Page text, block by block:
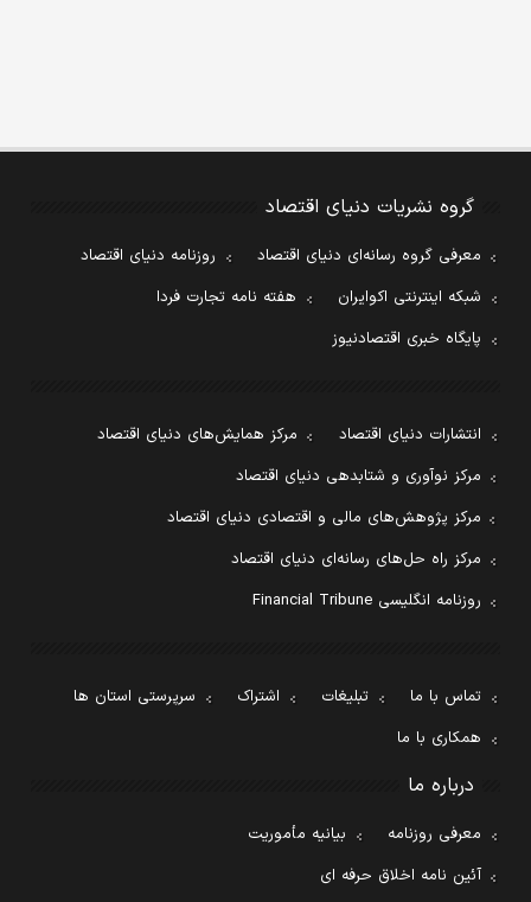
گروه نشریات دنیای اقتصاد
معرفی گروه رسانه‌ای دنیای اقتصاد
روزنامه دنیای اقتصاد
شبکه اینترنتی اکوایران
هفته نامه تجارت فردا
پایگاه خبری اقتصادنیوز
انتشارات دنیای اقتصاد
مرکز همایش‌های دنیای اقتصاد
مرکز نوآوری و شتابدهی دنیای اقتصاد
مرکز پژوهش‌های مالی و اقتصادی دنیای اقتصاد
مرکز راه حل‌های رسانه‌ای دنیای اقتصاد
روزنامه انگلیسی Financial Tribune
تماس با ما تبلیغات اشتراک
سرپرستی استان ها
همکاری با ما
درباره ما
معرفی روزنامه
بیانیه مأموریت
آئین نامه اخلاق حرفه ای